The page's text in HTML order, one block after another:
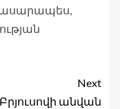
Next
Բրյուսովի անվան